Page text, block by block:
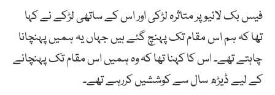
فیس بک لائیو پر متاثرہ لڑکی اور اس کے ساتھی لڑکے نے کہا
تھا کہ ہم اس مقام تک پہنچ گئے ہیں جہاں یہ ہمیں پہنچانا
چاہتے تھے۔ اس کا کہنا تھا کہ وہ ہمیں اس مقام تک پہنچانے
کے لیے ڈیڑھ سال سے کوششیں کررہے تھے۔